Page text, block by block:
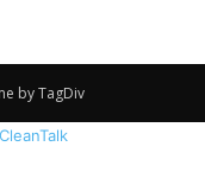
by TagDiv